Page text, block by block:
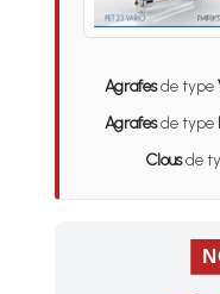
Agrafesde type
Agrafesde type
Clousde